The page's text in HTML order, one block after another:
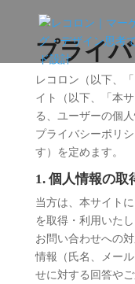
プライ
レコロン（以下、
イト（以下、「本
る、ユーザーの個
プライバシーポリ
す）を定めます。
1. 個人情報の取
当方は、本サイト
を取得・利用いたし
お問い合わせへの
情報（氏名、メー
せに対する回答や